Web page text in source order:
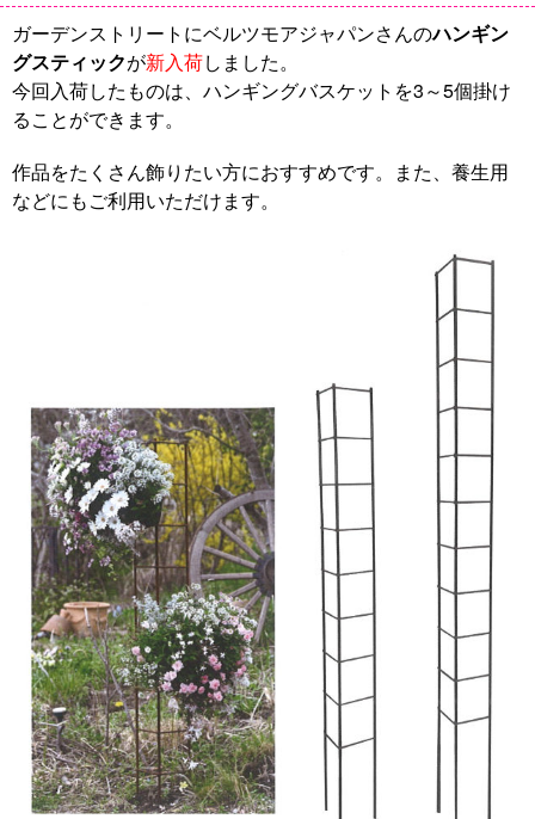
ガーデンストリートにベルツモアジャパンさんのハンギン
グスティックが新入荷しました。
今回入荷したものは、ハンギングバスケットを3～5個掛け
ることができます。
作品をたくさん飾りたい方におすすめです。また、養生用
などにもご利用いただけます。